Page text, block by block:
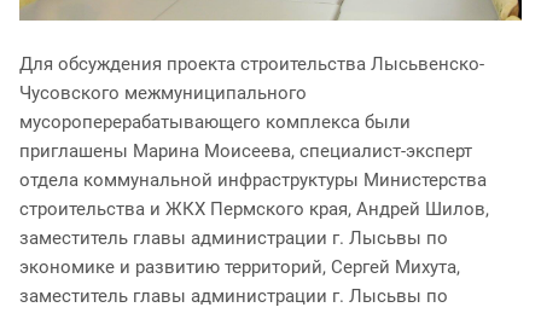
Для обсуждения проекта строительства Лысьвенско-
Чусовского межмуниципального
мусороперерабатывающего комплекса были
приглашены Марина Моисеева, специалист-эксперт
отдела коммунальной инфраструктуры Министерства
строительства и ЖКХ Пермского края, Андрей Шилов,
заместитель главы администрации г. Лысьвы по
экономике и развитию территорий, Сергей Михута,
заместитель главы администрации г. Лысьвы по